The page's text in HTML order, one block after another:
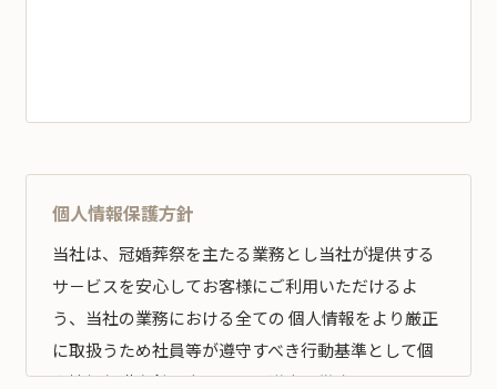
個人情報保護方針
当社は、冠婚葬祭を主たる業務とし当社が提供する
サ－ビスを安心してお客様にご利用いただけるよ
う、当社の業務における全ての 個人情報をより厳正
に取扱うため社員等が遵守すべき行動基準として個
人情報保護方針を定め、その遵守の徹底を図りま